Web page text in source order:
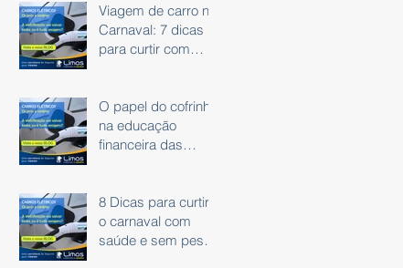
Viagem de carro no
Carnaval: 7 dicas
para curtir com
O papel do cofrinho
na educação
financeira das
8 Dicas para curtir
o carnaval com
saúde e sem peso